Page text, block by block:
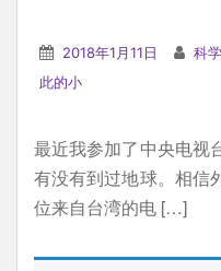
2018年1月11日 科
此的小
最近我参加了中央电视
有没有到过地球。相信
位来自台湾的电 […]